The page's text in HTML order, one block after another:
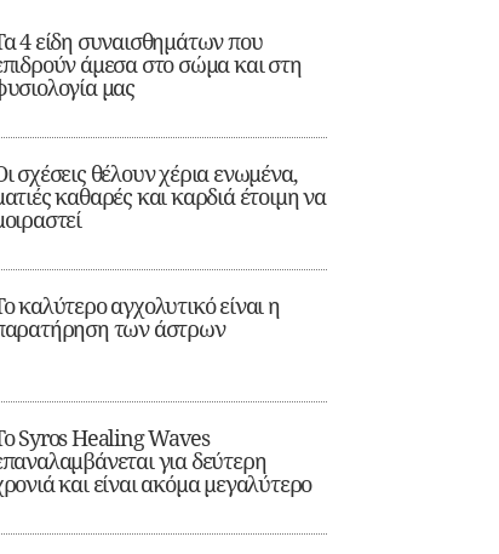
4 είδη συναισθημάτων που
άμεσα στο σώμα και στη
μας
σχέσεις θέλουν χέρια ενωμένα,
καθαρές και καρδιά έτοιμη να
καλύτερο αγχολυτικό είναι η
των άστρων
Syros Healing Waves
για δεύτερη
και είναι ακόμα μεγαλύτερο